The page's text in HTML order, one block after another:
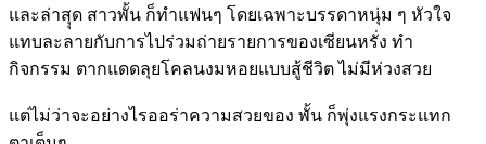
และล่าสุุด สาวพั้น ก็ทำแฟนๆ โดยเฉพาะบรรดาหนุ่ม ๆ หัวใจ
แทบละลายกับการไปร่วมถ่ายรายการของเซียนหรั่ง ทำ
กิจกรรม ตากแดดลุยโคลนงมหอยแบบสู้ชีวิต ไม่มีห่วงสวย
แต่ไม่ว่าจะอย่างไรออร่าความสวยของ พั้น ก็พุ่งแรงกระแทก